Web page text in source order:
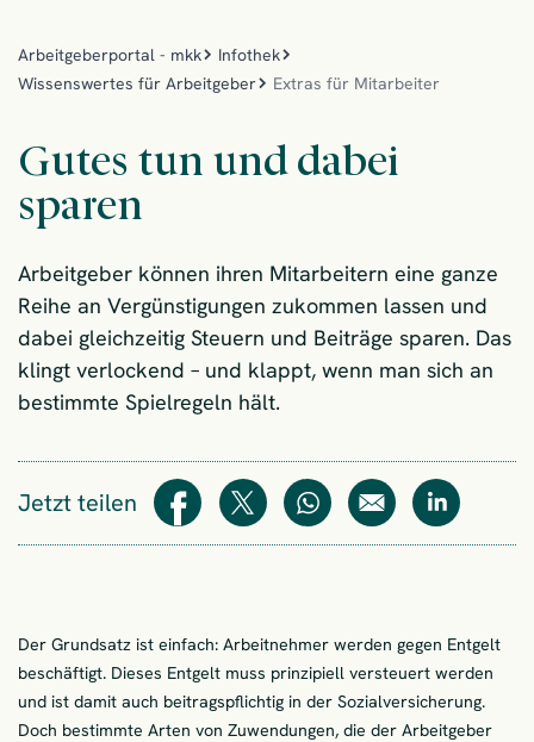
Arbeitgeberportal - mkk
Infothek
Wissenswertes für Arbeitgeber
Extras für Mitarbeiter
Gutes tun und dabei
sparen
Arbeitgeber können ihren Mitarbeitern eine ganze
Reihe an Vergünstigungen zukommen lassen und
dabei gleichzeitig Steuern und Beiträge sparen. Das
klingt verlockend – und klappt, wenn man sich an
bestimmte Spielregeln hält.
Jetzt teilen Teilen Teilen WhatsAppE-Mail Teilen
Der Grundsatz ist einfach: Arbeitnehmer werden gegen Entgelt
beschäftigt. Dieses Entgelt muss prinzipiell versteuert werden
und ist damit auch beitragspflichtig in der Sozialversicherung.
Doch bestimmte Arten von Zuwendungen, die der Arbeitgeber